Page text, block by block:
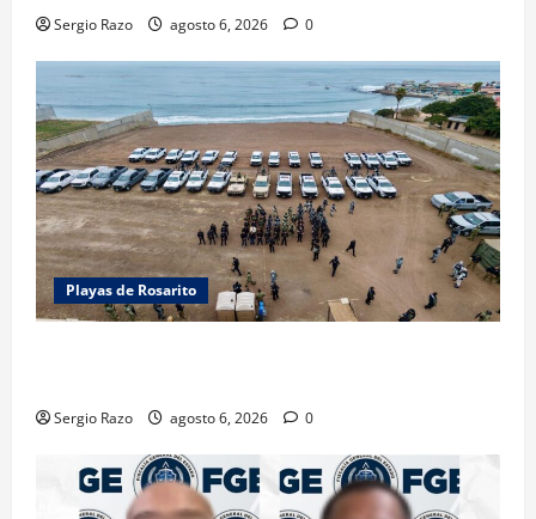
Sergio Razo agosto 6, 2026 0
Playas de Rosarito
Sergio Razo agosto 6, 2026 0